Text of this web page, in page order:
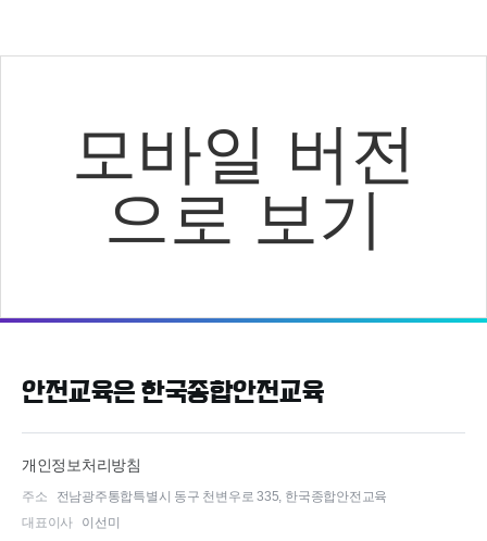
모바일 버전
으로 보기
안전교육은 한국종합안전교육
개인정보처리방침
주소
전남광주통합특별시 동구 천변우로 335, 한국종합안전교육
대표이사
이선미